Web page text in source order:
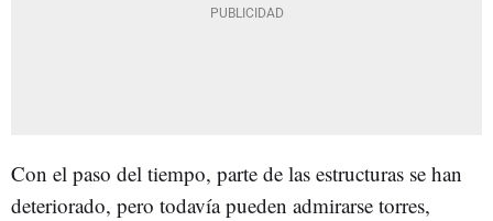
Con el paso del tiempo, parte de las estructuras se han
deteriorado, pero todavía pueden admirarse torres,